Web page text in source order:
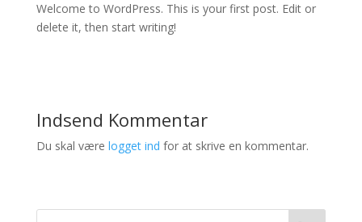
Welcome to WordPress. This is your first post. Edit or
delete it, then start writing!
Indsend Kommentar
Du skal være logget ind for at skrive en kommentar.